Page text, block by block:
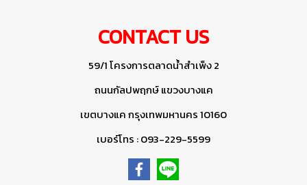
CONTACT US
59/1 โครงการตลาดน้ำสำเพ็ง 2
ถนนกัลปพฤกษ์ แขวงบางแค
เขตบางแค กรุงเทพมหานคร 10160
เบอร์โทร : 093-229-5599